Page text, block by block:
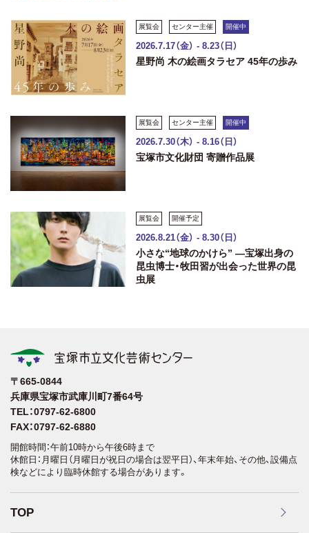
展覧会 センター主催 開催中
2026.7.17（金） - 8.23（日）
星野尚 木の絵画タラセア 45年の歩み
展覧会 センター主催 開催中
2026.7.30（木） - 8.16（日）
宝塚市文化財団 寄贈作品展
展覧会 開催予定
2026.8.21（金） - 8.30（日）
小さな“地球のかけら” ―宝塚出身の
昆虫博士・牧田習が出会った世界の昆
虫展
TOP
〒665-0844
兵庫県宝塚市武庫川町7番64号
TEL：0797-62-6800
FAX：0797-62-6880
開館時間：午前10時から午後6時まで
休館日：月曜日（月曜日が祝日の場合は翌平日）、年末年始、その他、設備点
検などにより臨時休館する場合があります。